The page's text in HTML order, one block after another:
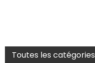
Toutes les catégories